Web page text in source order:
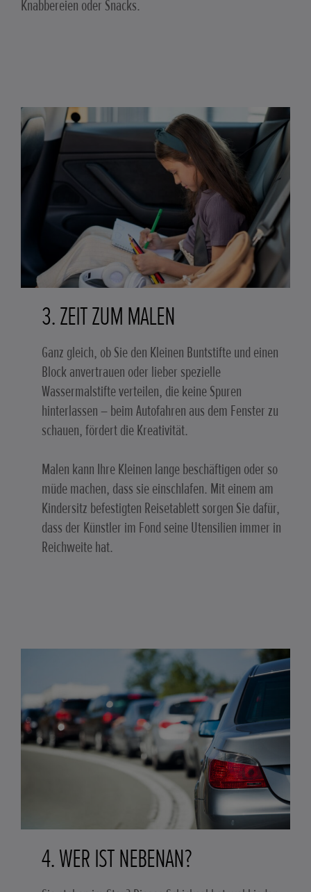
Knabbereien oder Snacks.
3. ZEIT ZUM MALEN
Ganz gleich, ob Sie den Kleinen Buntstifte und einen
Block anvertrauen oder lieber spezielle
Wassermalstifte verteilen, die keine Spuren
hinterlassen – beim Autofahren aus dem Fenster zu
schauen, fördert die Kreativität.
Malen kann Ihre Kleinen lange beschäftigen oder so
müde machen, dass sie einschlafen. Mit einem am
Kindersitz befestigten Reisetablett sorgen Sie dafür,
dass der Künstler im Fond seine Utensilien immer in
Reichweite hat.
4. WER IST NEBENAN?